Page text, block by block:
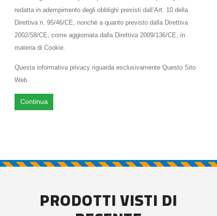
redatta in adempimento degli obblighi previsti dall’Art. 10 della
Direttiva n. 95/46/CE, nonché a quanto previsto dalla Direttiva
2002/58/CE, come aggiornata dalla Direttiva 2009/136/CE, in
materia di Cookie.
Questa informativa privacy riguarda esclusivamente Questo Sito
Web.
Continua
PRODOTTI VISTI DI